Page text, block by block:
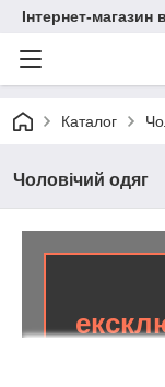
Інтернет-
Каталог
Чоловічий одяг